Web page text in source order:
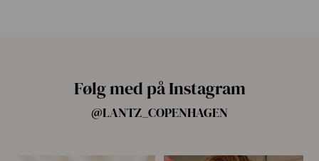
Følg med på Instagram
@LANTZ_COPENHAGEN